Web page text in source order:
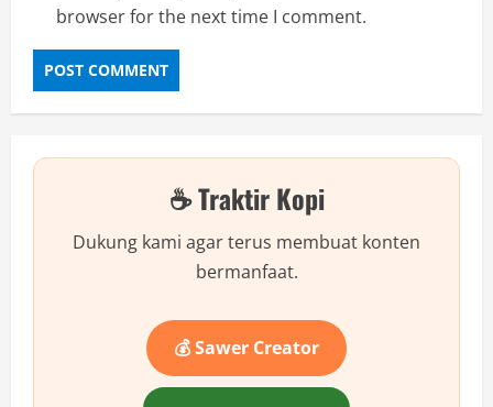
browser for the next time I comment.
☕ Traktir Kopi
Dukung kami agar terus membuat konten
bermanfaat.
💰 Sawer Creator